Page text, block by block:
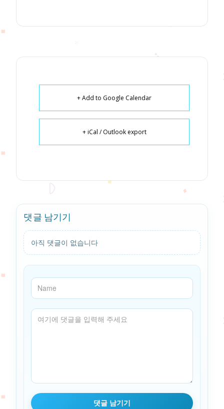
+ Add to Google Calendar
+ iCal / Outlook export
댓글 남기기
아직 댓글이 없습니다